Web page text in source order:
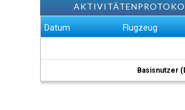
Datum Flugzeug
Basisnutzer